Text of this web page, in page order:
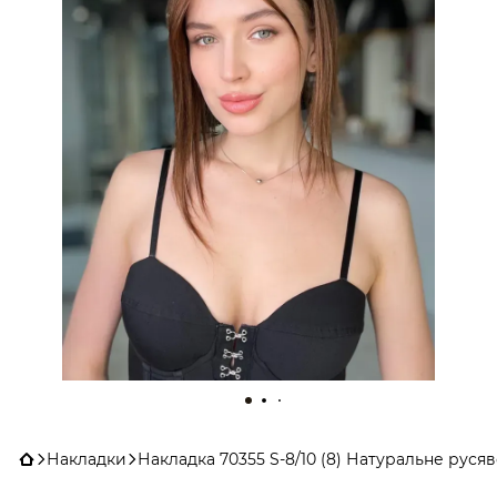
Накладки Накладка 70355 S-8/10 (8) Натуральне